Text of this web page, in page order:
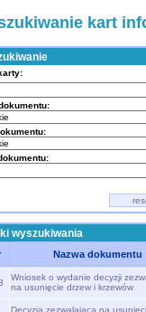
kart
wyszukiwania
Nazwa dokumentu
Wniosek o wydanie decyzji
na usunięcie drzew i krzewów
Decyzja zezwalająca na